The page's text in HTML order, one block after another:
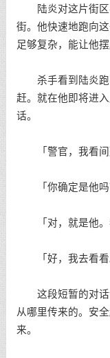
陆炎对这片街区
街。他快速地跑向
足够复杂，能让他摆
杀手看到陆炎跑
赶。就在他即将进
话。
「警官，我看间
「你确定是他吗
「对，就是他。
「好，我去看看
这段短暂的对话
从哪里传来的。安
来。